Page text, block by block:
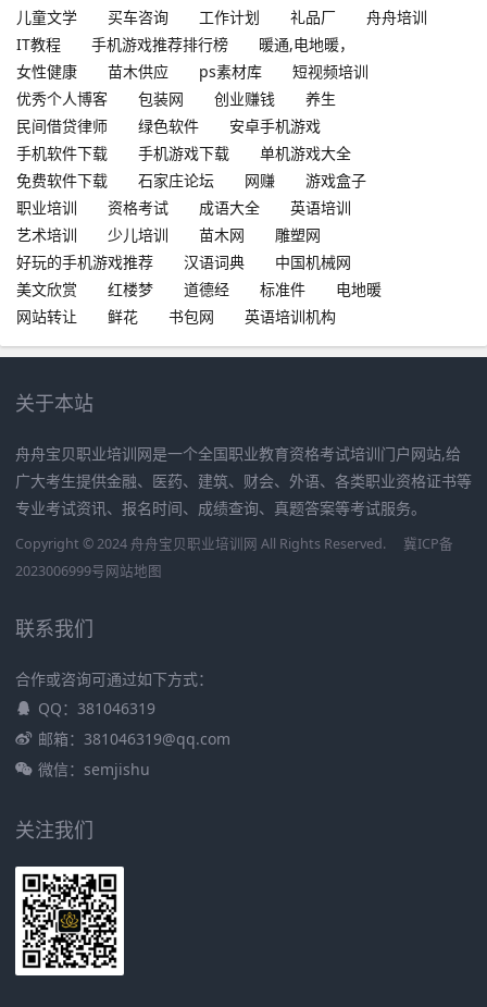
儿童文学
买车咨询 工作计划 礼品厂
舟舟培训
IT教程
手机游戏推荐排行榜
暖通,电地暖，
女性健康
苗木供应 ps素材库
短视频培训
优秀个人博客
包装网 创业赚钱
养生
民间借贷律师
绿色软件
安卓手机游戏
手机软件下载
手机游戏下载
单机游戏大全
免费软件下载
石家庄论坛 网赚
游戏盒子
职业培训
资格考试 成语大全
英语培训
艺术培训
少儿培训 苗木网
雕塑网
好玩的手机游戏推荐
汉语词典
中国机械网
美文欣赏
红楼梦 道德经 标准件
电地暖
网站转让
鲜花 书包网 英语培训机构
关于本站
舟舟宝贝职业培训网是一个全国职业教育资格考试培训门户网站,给
广大考生提供金融、医药、建筑、财会、外语、各类职业资格证书等
专业考试资讯、报名时间、成绩查询、真题答案等考试服务。
Copyright © 2024 舟舟宝贝职业培训网 All Rights Reserved.
冀ICP备
2023006999号网站地图
联系我们
合作或咨询可通过如下方式：
QQ：381046319
邮箱：381046319@qq.com
微信：semjishu
关注我们